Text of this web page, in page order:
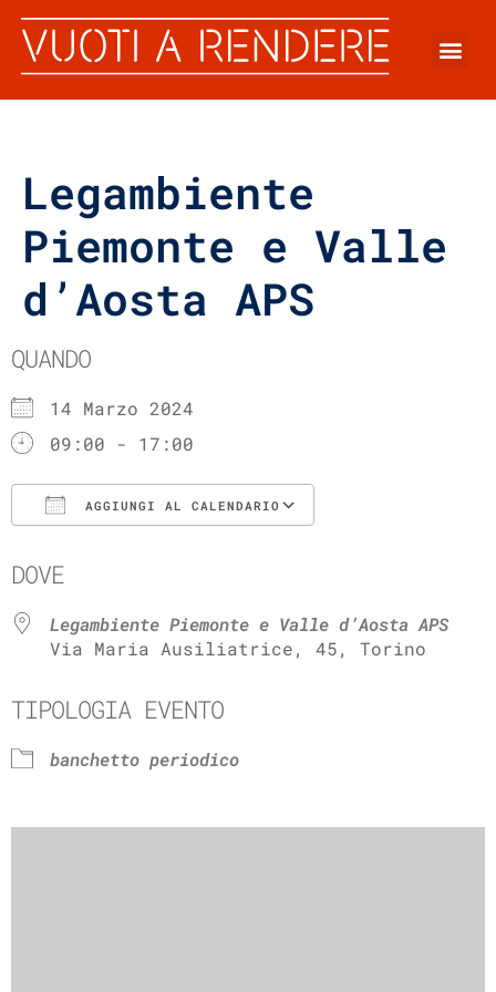
Legambiente
Piemonte e Valle
d’Aosta APS
QUANDO
14 Marzo 2024
09:00 - 17:00
AGGIUNGI AL CALENDARIO
DOVE
Legambiente Piemonte e Valle d’Aosta APS
Via Maria Ausiliatrice, 45, Torino
TIPOLOGIA EVENTO
banchetto periodico